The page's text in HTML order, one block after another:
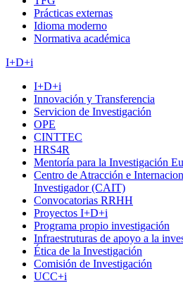
Prácticas externas
Idioma moderno
Normativa académica
I+D+i
I+D+i
Innovación y Transferencia
Servicion de Investigación
OPE
CINTTEC
HRS4R
Mentoría para la Investigación
Centro de Atracción e
Investigador (CAIT)
Convocatorias RRHH
Proyectos I+D+i
Programa propio investigación
Infraestruturas de apoyo a la
Ética de la Investigación
Comisión de Investigación
UCC+i